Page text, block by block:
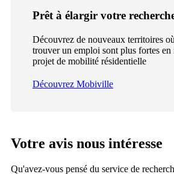
Prêt à élargir votre
Découvrez de nouveaux territoires
trouver un emploi sont plus fortes en
projet de mobilité résidentielle
Découvrez Mobiville
Votre avis nous intéresse
Qu'avez-vous pensé du service de